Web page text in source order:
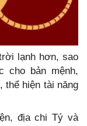
lạnh hơn, sao
cho bản mệnh,
thể hiện tài năng
địa chi Tý và